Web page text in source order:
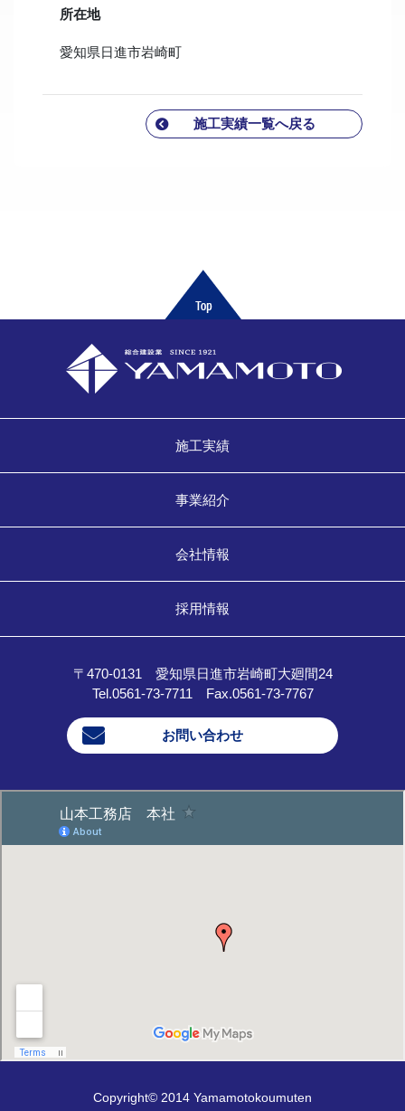
所在地
愛知県日進市岩崎町
施工実績一覧へ戻る
施工実績
事業紹介
会社情報
採用情報
〒470-0131 愛知県日進市岩崎町大廻間24
Tel.0561-73-7711 Fax.0561-73-7767
お問い合わせ
Copyright© 2014 Yamamotokoumuten